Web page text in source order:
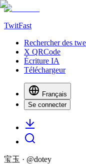
TwitFast
Rechercher des
X QRCode
Écriture IA
Téléchargeur
Français
Se connecter
宝玉 · @dotey